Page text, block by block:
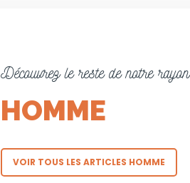
Découvrez le reste de notre rayon
HOMME
VOIR TOUS LES ARTICLES HOMME